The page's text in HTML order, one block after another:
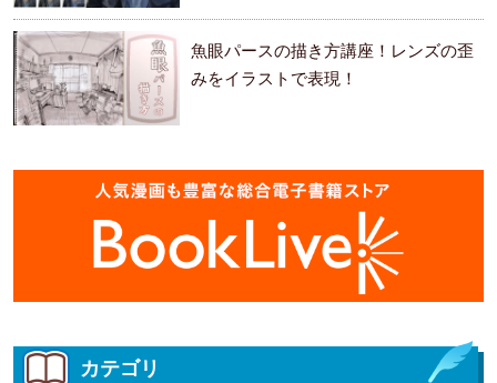
ます。
魚眼パースの描き方講座！レンズの歪
みをイラストで表現！
カテゴリ